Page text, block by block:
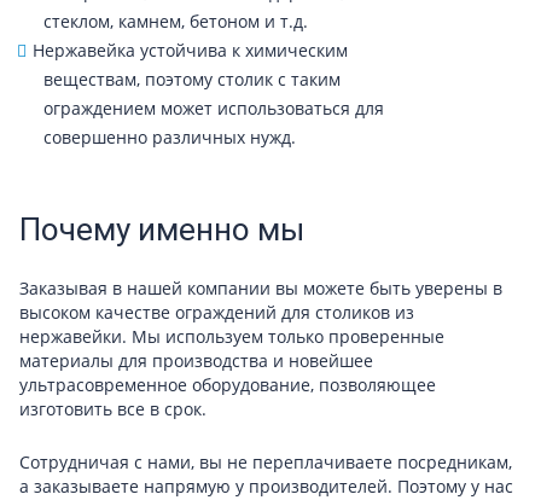
стеклом, камнем, бетоном и т.д.
Нержавейка устойчива к химическим
веществам, поэтому столик с таким
ограждением может использоваться для
совершенно различных нужд.
Почему именно мы
Заказывая в нашей компании вы можете быть уверены в
высоком качестве ограждений для столиков из
нержавейки. Мы используем только проверенные
материалы для производства и новейшее
ультрасовременное оборудование, позволяющее
изготовить все в срок.
Сотрудничая с нами, вы не переплачиваете посредникам,
а заказываете напрямую у производителей. Поэтому у нас